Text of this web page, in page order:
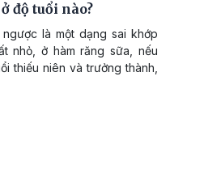
độ tuổi nào?
là một dạng sai khớp
nhỏ, ở hàm răng sữa, nếu
thiếu niên và trưởng thành,